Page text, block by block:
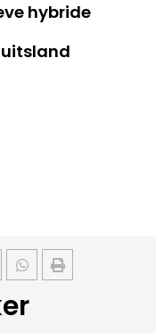
hybride